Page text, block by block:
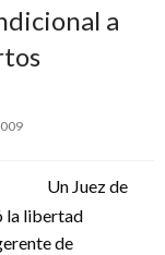
a
Un Juez de
la libertad
de